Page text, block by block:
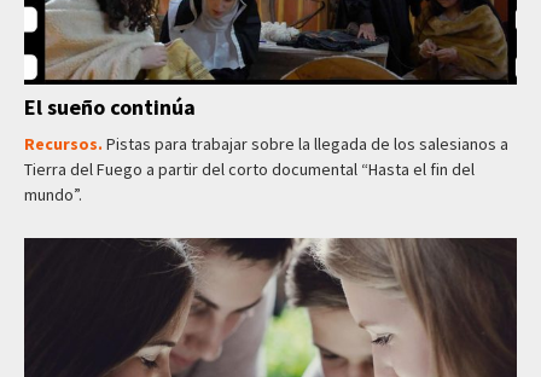
El sueño continúa
Recursos. Pistas para trabajar sobre la llegada de los salesianos a
Tierra del Fuego a partir del corto documental “Hasta el fin del
mundo”.